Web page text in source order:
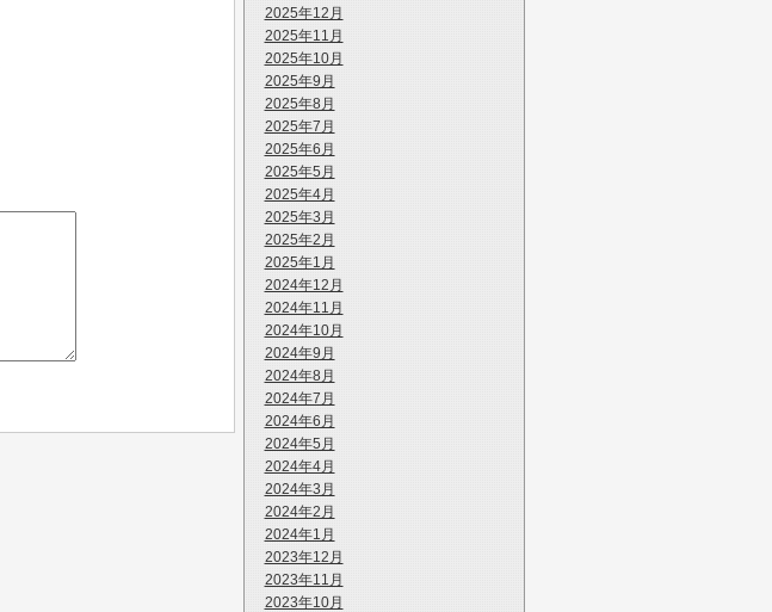
2025年12月
2025年11月
2025年10月
2025年9月
2025年8月
2025年7月
2025年6月
2025年5月
2025年4月
2025年3月
2025年2月
2025年1月
2024年12月
2024年11月
2024年10月
2024年9月
2024年8月
2024年7月
2024年6月
2024年5月
2024年4月
2024年3月
2024年2月
2024年1月
2023年12月
2023年11月
2023年10月